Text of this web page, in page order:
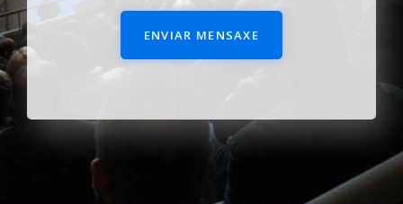
ENVIAR MENSAXE